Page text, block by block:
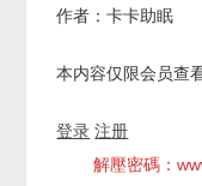
作者：卡卡助眠
本内容仅限会员查
登录 注册
解壓密碼：